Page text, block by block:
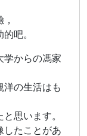
吧。
学からの馮家
洋の生活はも
思います。
したことがあ